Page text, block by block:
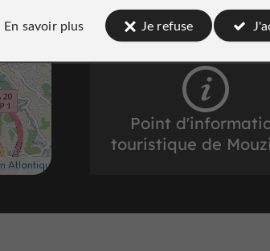
Point
touristique de
O
ffices de tourisme
En savoir plus Je refuse